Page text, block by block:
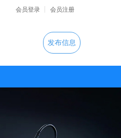
会员登录 会员注册
发布信息